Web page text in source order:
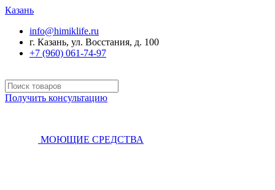
Казань
info@himiklife.ru
г. Казань, ул. Восстания, д. 100
+7 (960) 061-74-97
Получить консультацию
МОЮЩИЕ СРЕДСТВА